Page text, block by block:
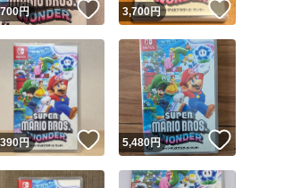
！
円 いいね！
3,700円 いいね！
！
円 いいね！
5,480円